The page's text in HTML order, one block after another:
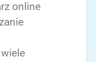
online